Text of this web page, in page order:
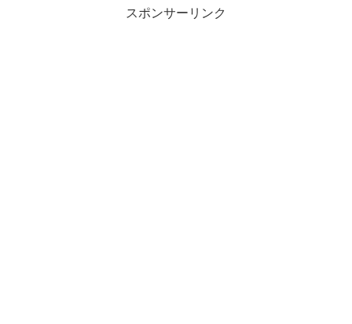
スポンサーリンク